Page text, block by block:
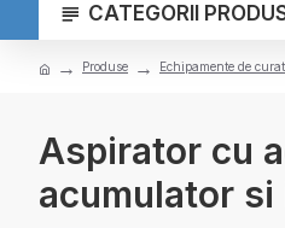
CATEGORII
Produse Echipamente de
Aspirator cu
acumulator